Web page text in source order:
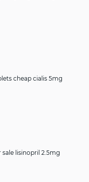
cheap cialis 5mg
sale lisinopril 2.5mg